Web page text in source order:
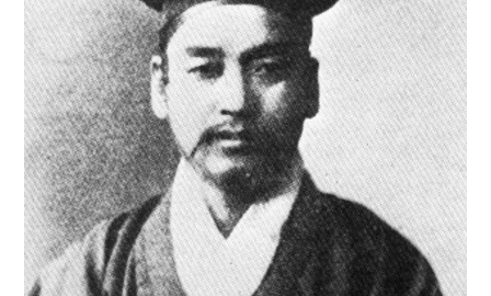
2 신위
3 구암교회
4 이리역 폭발 사고
5 세조
6 경북대학교 상주캠퍼스
7 고금석림
8 국방비
9 기성기생양성소
10 님의 침묵